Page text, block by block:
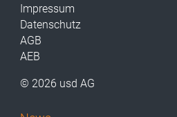
Impressum
Datenschutz
AGB
AEB
© 2026 usd AG